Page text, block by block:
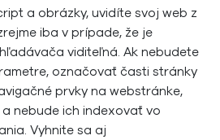
a obrázky, uvidíte svoj web z
iba v prípade, že je
viditeľná. Ak nebudete
označovať časti stránky
prvky na webstránke,
nebude ich indexovať vo
Vyhnite sa aj